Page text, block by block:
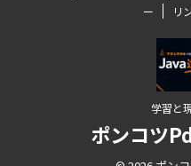
ー
リ
学習と
ポンコツ